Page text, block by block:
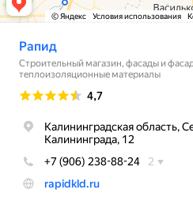
ПОКУПАТЕЛЮ
Каталог товаров
О компании
Розничный отдел:
+7 (4012) 388-824
Отдел оптовых продаж:
+7 (4012) 922-988